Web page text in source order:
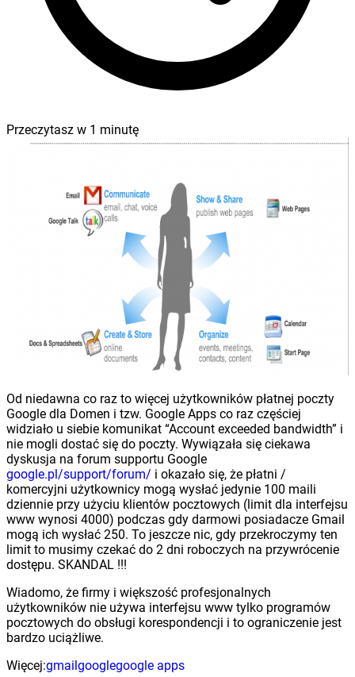
Przeczytasz w 1 minutę
Od niedawna co raz to więcej użytkowników płatnej poczty
Google dla Domen i tzw. Google Apps co raz częściej
widziało u siebie komunikat “Account exceeded bandwidth” i
nie mogli dostać się do poczty. Wywiązała się ciekawa
dyskusja na forum supportu Google
google.pl/support/forum/ i okazało się, że płatni /
komercyjni użytkownicy mogą wysłać jedynie 100 maili
dziennie przy użyciu klientów pocztowych (limit dla interfejsu
www wynosi 4000) podczas gdy darmowi posiadacze Gmail
mogą ich wysłać 250. To jeszcze nic, gdy przekroczymy ten
limit to musimy czekać do 2 dni roboczych na przywrócenie
dostępu. SKANDAL !!!
Wiadomo, że firmy i większość profesjonalnych
użytkowników nie używa interfejsu www tylko programów
pocztowych do obsługi korespondencji i to ograniczenie jest
bardzo uciążliwe.
Więcej:gmailgooglegoogle apps